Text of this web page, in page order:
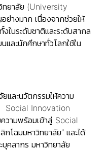
ยาลัย (University
ย่างมาก เนื่องจากช่วยให้
ในระดับชาติและระดับสากล
ละนักศึกษาทั่วโลกใช้ใน
ละนวัตกรรมให้ความ
Social Innovation
วามพร้อมเข้าสู่ Social
โฉมมหาวิทยาลัย” และได้
คลากร มหาวิทยาลัย